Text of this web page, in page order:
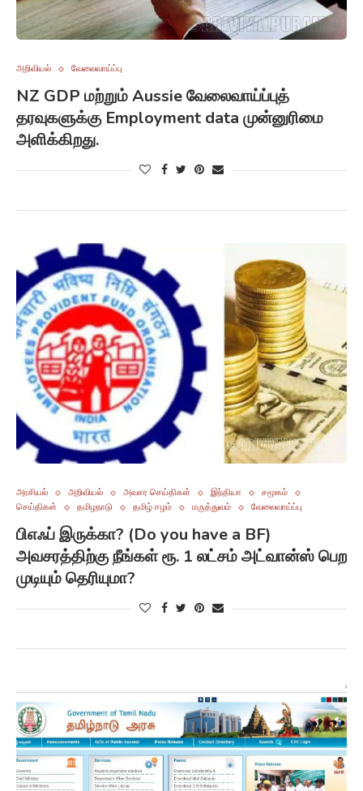
அறிவியல் வேலைவாய்ப்பு
NZ GDP மற்றும் Aussie வேலைவாய்ப்புத்
தரவுகளுக்கு Employment data முன்னுரிமை
அளிக்கிறது.
அரசியல் அறிவியல் அவசர செய்திகள் இந்தியா
சமூகம்
செய்திகள்
தமிழநாடு தமிழ் ஈழம் மருத்துவம் வேலைவாய்ப்பு
பிஎஃப் இருக்கா? (Do you have a BF)
அவசரத்திற்கு நீங்கள் ரூ. 1 லட்சம் அட்வான்ஸ் பெற
முடியும் தெரியுமா?